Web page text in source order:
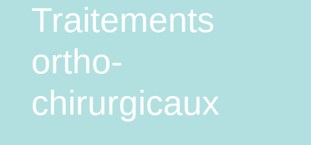
Traitements
ortho-
chirurgicaux